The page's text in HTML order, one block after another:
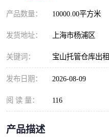
产品数量： 10000.00平方米
发货地址： 上海市杨浦区
关键词： 宝山托管仓库出租
发布日期： 2026-08-09
阅 读 量： 116
产品描述